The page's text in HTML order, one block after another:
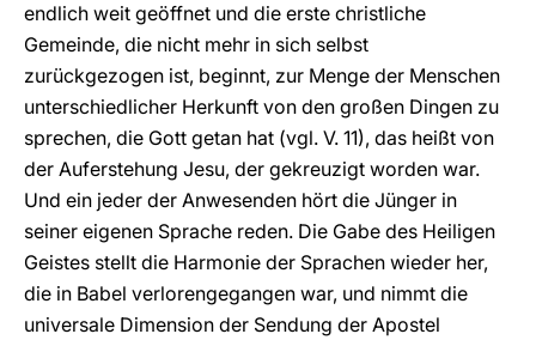
endlich weit geöffnet und die erste christliche
Gemeinde, die nicht mehr in sich selbst
zurückgezogen ist, beginnt, zur Menge der Menschen
unterschiedlicher Herkunft von den großen Dingen zu
sprechen, die Gott getan hat (vgl. V. 11), das heißt von
der Auferstehung Jesu, der gekreuzigt worden war.
Und ein jeder der Anwesenden hört die Jünger in
seiner eigenen Sprache reden. Die Gabe des Heiligen
Geistes stellt die Harmonie der Sprachen wieder her,
die in Babel verlorengegangen war, und nimmt die
universale Dimension der Sendung der Apostel